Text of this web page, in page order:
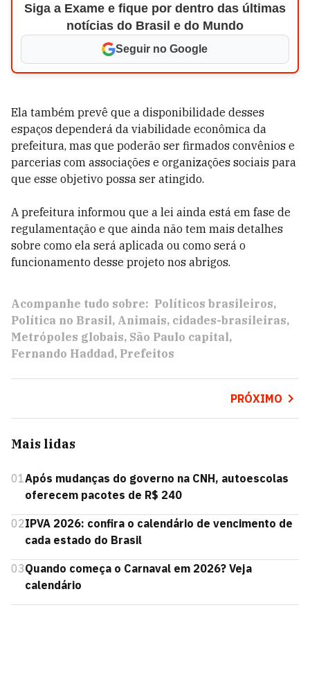
Siga a Exame e fique por dentro das últimas
notícias do Brasil e do Mundo
Seguir no Google
Ela também prevê que a disponibilidade desses
espaços dependerá da viabilidade econômica da
prefeitura, mas que poderão ser firmados convênios e
parcerias com associações e organizações sociais para
que esse objetivo possa ser atingido.
A prefeitura informou que a lei ainda está em fase de
regulamentação e que ainda não tem mais detalhes
sobre como ela será aplicada ou como será o
funcionamento desse projeto nos abrigos.
Acompanhe tudo sobre: Políticos brasileiros
Política no Brasil Animais cidades-brasileiras
Metrópoles globais São Paulo capital
Fernando Haddad Prefeitos
PRÓXIMO
Mais lidas
01Após mudanças do governo na CNH, autoescolas
oferecem pacotes de R$ 240
02IPVA 2026: confira o calendário de vencimento de
cada estado do Brasil
03Quando começa o Carnaval em 2026? Veja
calendário